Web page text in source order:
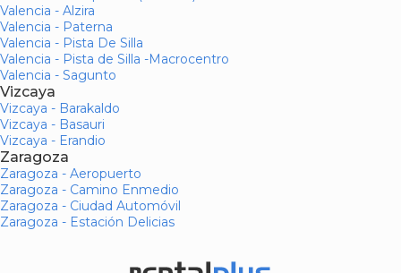
Valencia - Alzira
Valencia - Paterna
Valencia - Pista De Silla
Valencia - Pista de Silla -Macrocentro
Valencia - Sagunto
Vizcaya
Vizcaya - Barakaldo
Vizcaya - Basauri
Vizcaya - Erandio
Zaragoza
Zaragoza - Aeropuerto
Zaragoza - Camino Enmedio
Zaragoza - Ciudad Automóvil
Zaragoza - Estación Delicias